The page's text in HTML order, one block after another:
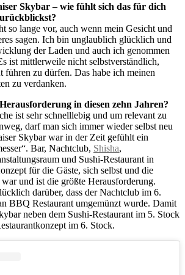
Skybar – wie fühlt sich das für dich
so lange vor, auch wenn mein Gesicht und
sagen. Ich bin unglaublich glücklich und
der Laden und auch ich genommen
ist mittlerweile nicht selbstverständlich,
führen zu dürfen. Das habe ich meinen
zu verdanken.
in diesen zehn Jahren?
ist sehr schnelllebig und um relevant zu
darf man sich immer wieder selbst neu
Skybar war in der Zeit gefühlt ein
Bar, Nachtclub, Shisha,
und Sushi-Restaurant in
für die Gäste, sich selbst und die
und ist die größte Herausforderung.
darüber, dass der Nachtclub im 6.
BBQ Restaurant umgemünzt wurde. Damit
neben dem Sushi-Restaurant im 5. Stock
im 6. Stock.